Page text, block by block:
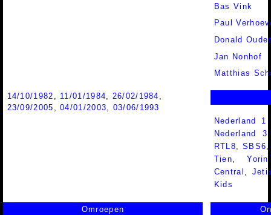
Bas Vink
Paul
Donald
Jan Nonhof
Matthias
14/10/1982 , 11/01/1984, 26/02/1984 ,
23/09/2005 ,04/01/2003, 03/06/1993
Nederland
Nederland
RTL8 ,SBS6
Tien ,Yorin
Central
Kids
Omroepen